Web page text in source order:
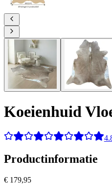
Koeienhuid
Productinformatie
€ 179,95